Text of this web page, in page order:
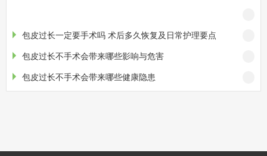
包皮过长一定要手术吗 术后多久恢复及日常护理要点
包皮过长不手术会带来哪些影响与危害
包皮过长不手术会带来哪些健康隐患